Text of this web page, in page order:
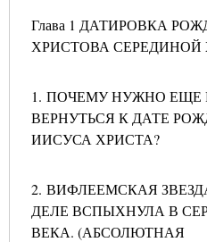
Глава 1 ДАТИРОВКА
ХРИСТОВА СЕРЕДИНОЙ
1. ПОЧЕМУ НУЖНО ЕЩЕ
ВЕРНУТЬСЯ К ДАТЕ
ИИСУСА ХРИСТА?
2. ВИФЛЕЕМСКАЯ
ДЕЛЕ ВСПЫХНУЛА В
ВЕКА. (АБСОЛЮТНАЯ